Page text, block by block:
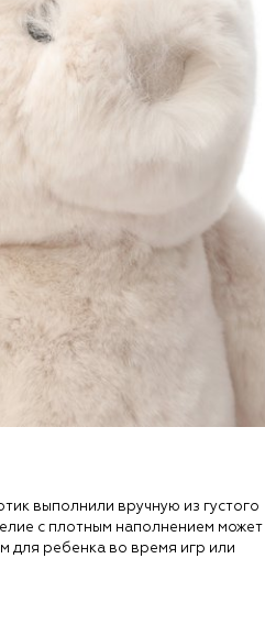
выполнили вручную из густого
с плотным наполнением может
для ребенка во время игр или